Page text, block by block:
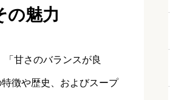
の魅力
甘さのバランスが良
徴や歴史、およびスープ